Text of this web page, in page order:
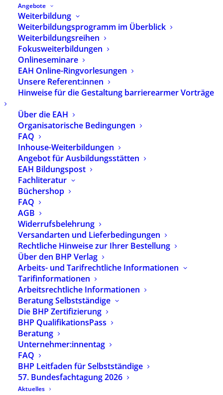
Angebote
Weiterbildung
Weiterbildungsprogramm im Überblick
Weiterbildungsreihen
Fokusweiterbildungen
Onlineseminare
EAH Online-Ringvorlesungen
Unsere Referent:innen
Hinweise für die Gestaltung barrierearmer Vorträge
Über die EAH
Organisatorische Bedingungen
FAQ
Inhouse-Weiterbildungen
Angebot für Ausbildungsstätten
EAH Bildungspost
Fachliteratur
Büchershop
FAQ
AGB
Widerrufsbelehrung
Versandarten und Lieferbedingungen
Rechtliche Hinweise zur Ihrer Bestellung
Über den BHP Verlag
Arbeits- und Tarifrechtliche Informationen
Tarifinformationen
Arbeitsrechtliche Informationen
Beratung Selbstständige
Die BHP Zertifizierung
BHP QualifikationsPass
Beratung
Unternehmer:innentag
FAQ
BHP Leitfaden für Selbstständige
57. Bundesfachtagung 2026
Aktuelles
Personale
Heilpädagogik –
Kulturanthropologische
Perspektiven
12,00
inkl. 7 % MwSt.
Autor:Emil E. Kobi
Vorrätig
In den Warenkorb
Artikelnummer
2537
Kategorien
Profession
Schlagwörter
Studium